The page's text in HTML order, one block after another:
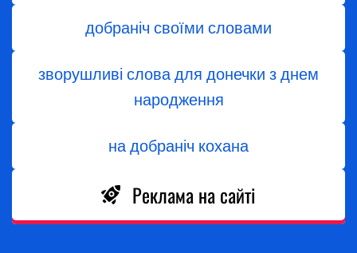
добраніч своїми словами
зворушливі слова для донечки з днем
народження
на добраніч кохана
Реклама на сайті